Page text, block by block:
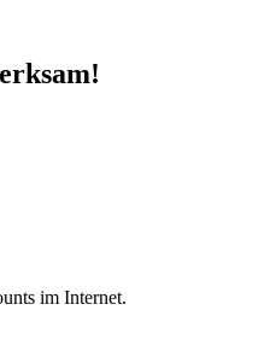
im Internet.